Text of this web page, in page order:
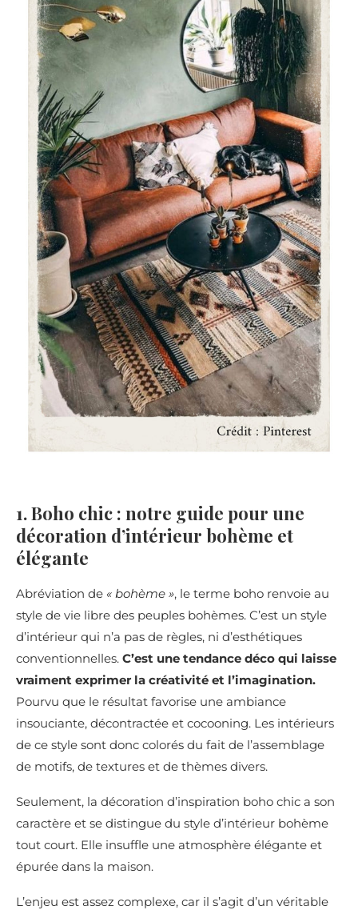
1. Boho chic : notre guide pour une
décoration d’intérieur bohème et
élégante
Abréviation de « bohème », le terme boho renvoie au
style de vie libre des peuples bohèmes. C’est un style
d’intérieur qui n’a pas de règles, ni d’esthétiques
conventionnelles. C’est une tendance déco qui laisse
vraiment exprimer la créativité et l’imagination.
Pourvu que le résultat favorise une ambiance
insouciante, décontractée et cocooning. Les intérieurs
de ce style sont donc colorés du fait de l’assemblage
de motifs, de textures et de thèmes divers.
Seulement, la décoration d’inspiration boho chic a son
caractère et se distingue du style d’intérieur bohème
tout court. Elle insuffle une atmosphère élégante et
épurée dans la maison.
L’enjeu est assez complexe, car il s’agit d’un véritable